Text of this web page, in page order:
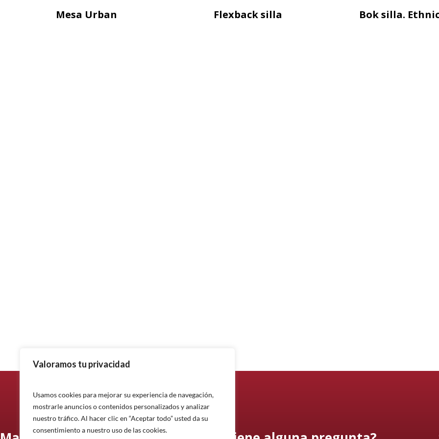
Valoramos tu privacidad
Usamos cookies para mejorar su experiencia de navegación,
mostrarle anuncios o contenidos personalizados y analizar
nuestro tráfico. Al hacer clic en “Aceptar todo” usted da su
consentimiento a nuestro uso de las cookies.
Mesa Urban Flexback silla Bok silla.